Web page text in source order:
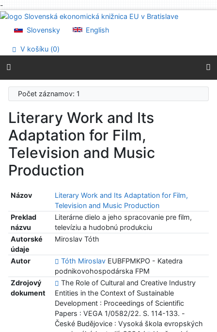
-
Prejsť na obsah
Prehlásenie o webovej prístupnosti
Slovensky English
V košíku (0)
Počet záznamov: 1
Literary Work and Its
Adaptation for Film,
Television and Music
Production
Názov
Literary Work and Its Adaptation for Film,
Television and Music Production
Preklad
názvu
Literárne dielo a jeho spracovanie pre film,
televíziu a hudobnú produkciu
Autorské
údaje
Miroslav Tóth
Autor Tóth MiroslavEUBFPMKPO - Katedra
podnikovohospodárska FPM
Zdrojový
dokument
The Role of Cultural and Creative Industry
Entities in the Context of Sustainable
Development : Proceedings of Scientific
Papers : VEGA 1/0582/22. S. 114-133. -
České Budějovice : Vysoká škola evropských